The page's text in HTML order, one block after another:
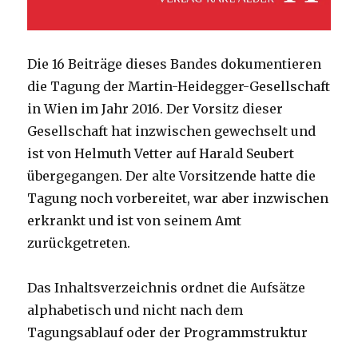
Die 16 Beiträge dieses Bandes dokumentieren
die Tagung der Martin-Heidegger-Gesellschaft
in Wien im Jahr 2016. Der Vorsitz dieser
Gesellschaft hat inzwischen gewechselt und
ist von Helmuth Vetter auf Harald Seubert
übergegangen. Der alte Vorsitzende hatte die
Tagung noch vorbereitet, war aber inzwischen
erkrankt und ist von seinem Amt
zurückgetreten.
Das Inhaltsverzeichnis ordnet die Aufsätze
alphabetisch und nicht nach dem
Tagungsablauf oder der Programmstruktur